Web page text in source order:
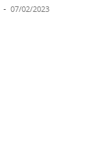
- 07/02/2023